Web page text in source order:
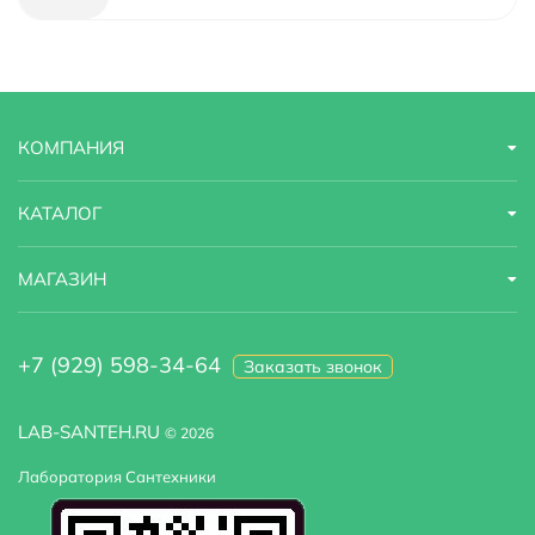
Область применения
Оснащение
Стилистика дизайна современный
Тип смеситель
Тип подводки гибкая
Высота излива 16
LAB-SANTEH.RU © 2026
Лаборатория Сантехники
КОМПАНИЯ
КАТАЛОГ
МАГАЗИН
+7 (929) 598-34-64 Заказать звонок